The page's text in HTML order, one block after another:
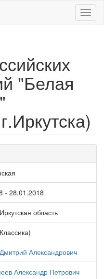
"Белая
- 28.01.2018
область
Александрович
Александр Петрович